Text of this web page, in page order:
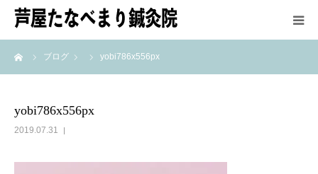
ブログ yobi786x556px
yobi786x556px
2019.07.31
HOME